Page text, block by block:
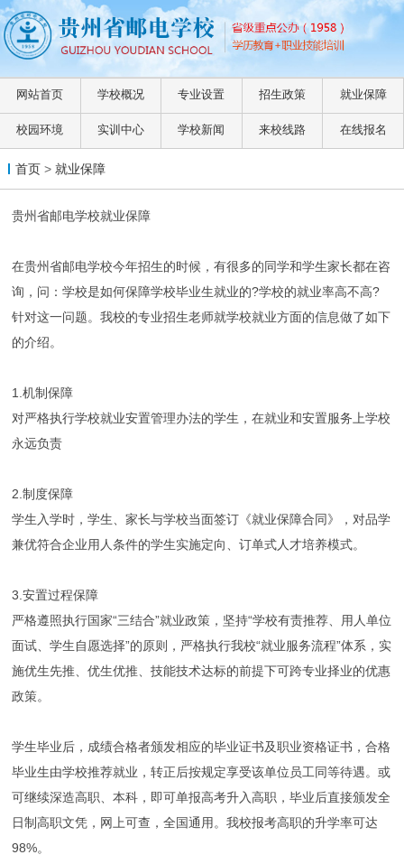
网站首页 学校概况 专业设置 招生政策 就业保障
校园环境 实训中心 学校新闻 来校线路 在线报名
首页> 就业保障
贵州省邮电学校就业保障
在贵州省邮电学校今年招生的时候，有很多的同学和学生家长都在咨
询，问：学校是如何保障学校毕业生就业的?学校的就业率高不高?
针对这一问题。我校的专业招生老师就学校就业方面的信息做了如下
的介绍。
1.机制保障
对严格执行学校就业安置管理办法的学生，在就业和安置服务上学校
永远负责
2.制度保障
学生入学时，学生、家长与学校当面签订《就业保障合同》，对品学
兼优符合企业用人条件的学生实施定向、订单式人才培养模式。
3.安置过程保障
严格遵照执行国家“三结合”就业政策，坚持“学校有责推荐、用人单位
面试、学生自愿选择”的原则，严格执行我校“就业服务流程”体系，实
施优生先推、优生优推、技能技术达标的前提下可跨专业择业的优惠
政策。
学生毕业后，成绩合格者颁发相应的毕业证书及职业资格证书，合格
毕业生由学校推荐就业，转正后按规定享受该单位员工同等待遇。或
可继续深造高职、本科，即可单报高考升入高职，毕业后直接颁发全
日制高职文凭，网上可查，全国通用。我校报考高职的升学率可达
98%。